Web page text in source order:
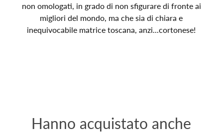
non omologati, in grado di non sfigurare di fronte ai
migliori del mondo, ma che sia di chiara e
inequivocabile matrice toscana, anzi...cortonese!
Hanno acquistato anche